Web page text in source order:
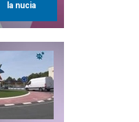
la nucia